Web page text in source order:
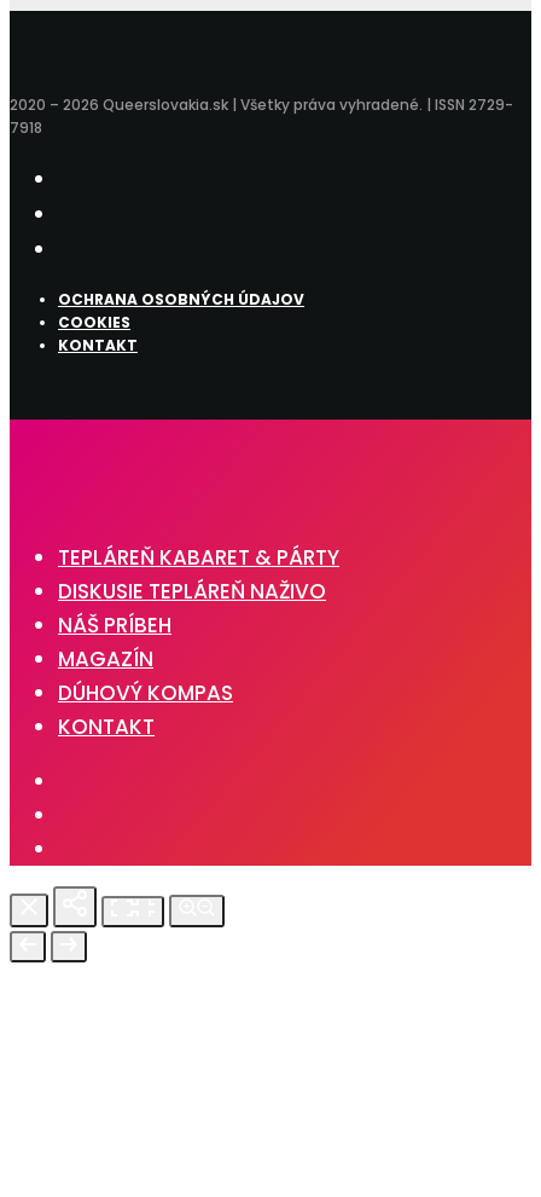
2020 – 2026 Queerslovakia.sk | Všetky práva vyhradené. | ISSN 2729-
7918
OCHRANA OSOBNÝCH ÚDAJOV
COOKIES
KONTAKT
TEPLÁREŇ KABARET & PÁRTY
DISKUSIE TEPLÁREŇ NAŽIVO
NÁŠ PRÍBEH
MAGAZÍN
DÚHOVÝ KOMPAS
KONTAKT